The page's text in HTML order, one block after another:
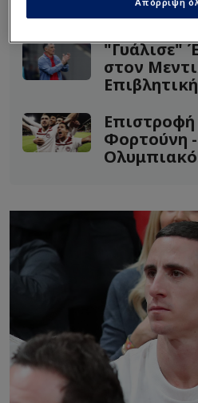
Διαβάστε επίσης...
"Γυάλισε"
στον
Φορτούνη